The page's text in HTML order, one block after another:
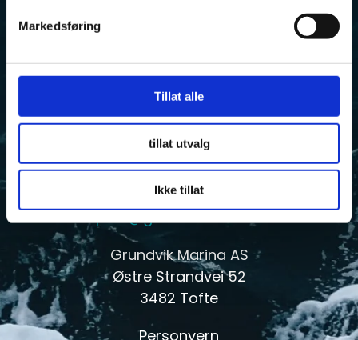
Markedsføring
Tillat alle
tillat utvalg
Ikke tillat
T. +47 32794001
E.post@grundvikmarina.no
Grundvik Marina AS
Østre Strandvei 52
3482 Tofte
Personvern